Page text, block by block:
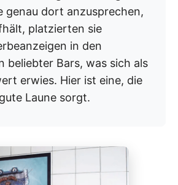
genau dort anzusprechen,
platzierten sie
in den
beliebter Bars, was sich als
erwies. Hier ist eine, die
Laune sorgt.